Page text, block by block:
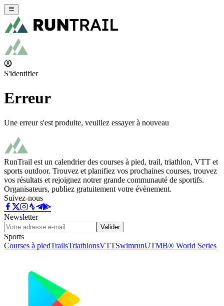
S'identifier
Erreur
Une erreur s'est produite, veuillez essayer à nouveau
RunTrail est un calendrier des courses à pied, trail, triathlon, VTT et
sports outdoor. Trouvez et planifiez vos prochaines courses, trouvez
vos résultats et rejoignez notrer grande communauté de sportifs.
Organisateurs, publiez gratuitement votre évènement.
Suivez-nous
Newsletter
Valider
Sports
Courses à piedTrailsTriathlonsVTTSwimrunUTMB® World Series